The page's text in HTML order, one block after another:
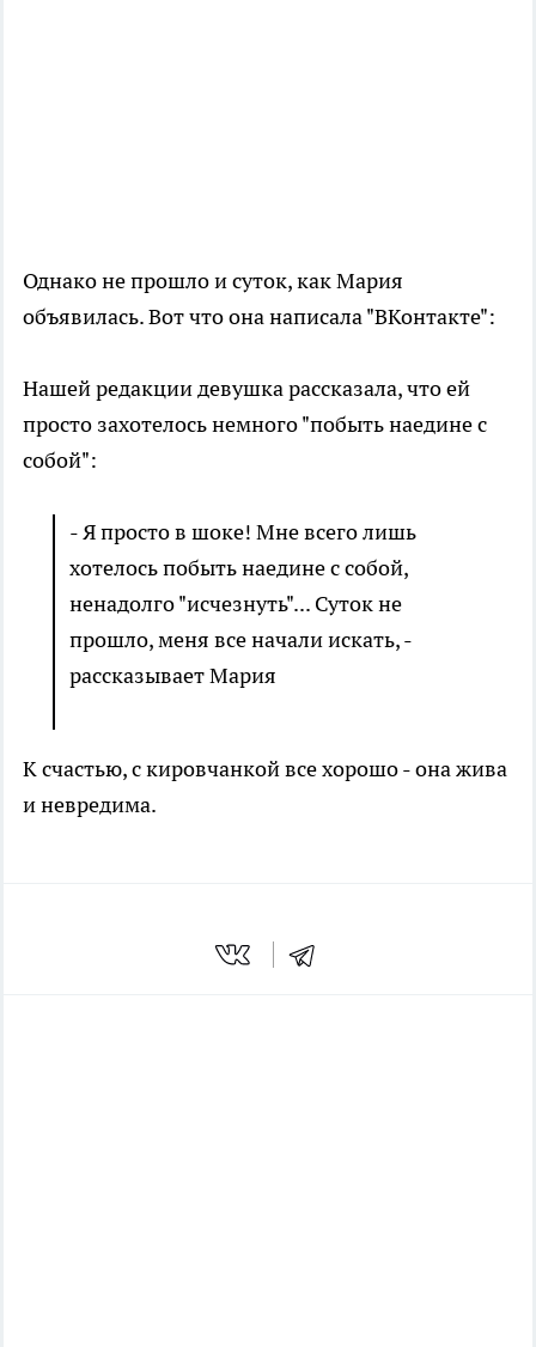
Однако не прошло и суток, как Мария
объявилась. Вот что она написала "ВКонтакте":
Нашей редакции девушка рассказала, что ей
просто захотелось немного "побыть наедине с
собой":
- Я просто в шоке! Мне всего лишь
хотелось побыть наедине с собой,
ненадолго "исчезнуть"... Суток не
прошло, меня все начали искать, -
рассказывает Мария
К счастью, с кировчанкой все хорошо - она жива
и невредима.